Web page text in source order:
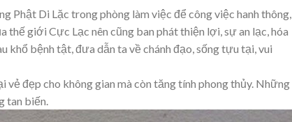
Phật Di Lặc trong phòng làm việc để công việc hanh thông,
giới Cực Lạc nên cũng ban phát thiện lợi, sự an lạc, hóa
bệnh tật, đưa dẫn ta về chánh đạo, sống tựu tại, vui
đẹp cho không gian mà còn tăng tính phong thủy. Những
tan biến.